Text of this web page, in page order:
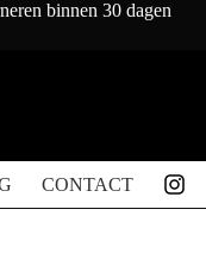
binnen 30 dagen
CONTACT